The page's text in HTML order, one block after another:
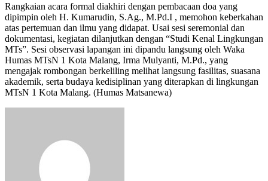
Rangkaian acara formal diakhiri dengan pembacaan doa yang
dipimpin oleh H. Kumarudin, S.Ag., M.Pd.I , memohon keberkahan
atas pertemuan dan ilmu yang didapat. Usai sesi seremonial dan
dokumentasi, kegiatan dilanjutkan dengan “Studi Kenal Lingkungan
MTs”. Sesi observasi lapangan ini dipandu langsung oleh Waka
Humas MTsN 1 Kota Malang, Irma Mulyanti, M.Pd., yang
mengajak rombongan berkeliling melihat langsung fasilitas, suasana
akademik, serta budaya kedisiplinan yang diterapkan di lingkungan
MTsN 1 Kota Malang. (Humas Matsanewa)